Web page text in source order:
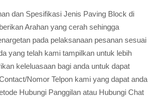
dan Spesifikasi Jenis Paving Block di
Arahan yang cerah sehingga
pada pelaksanaan pesanan sesuai
yang telah kami tampilkan untuk lebih
keleluasaan bagi anda untuk dapat
Nomor Telpon kami yang dapat anda
Hubungi Panggilan atau Hubungi Chat